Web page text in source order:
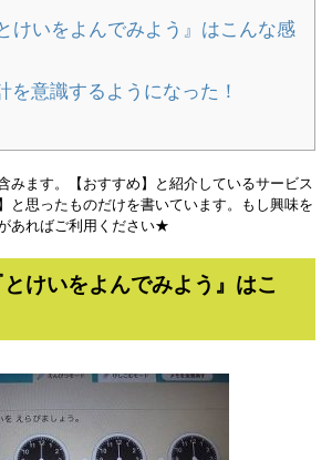
けいをよんでみよう』はこんな感
を意識するようになった！
みます。【おすすめ】と紹介しているサービス
と思ったものだけを書いています。もし興味を
あればご利用ください★
けいをよんでみよう』はこ